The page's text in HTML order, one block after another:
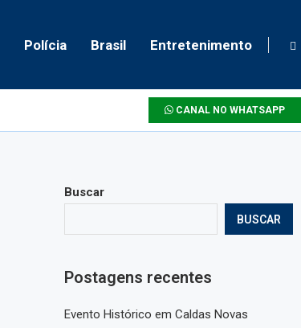
Polícia Brasil Entretenimento
CANAL NO WHATSAPP
Buscar
BUSCAR
Postagens recentes
Evento Histórico em Caldas Novas